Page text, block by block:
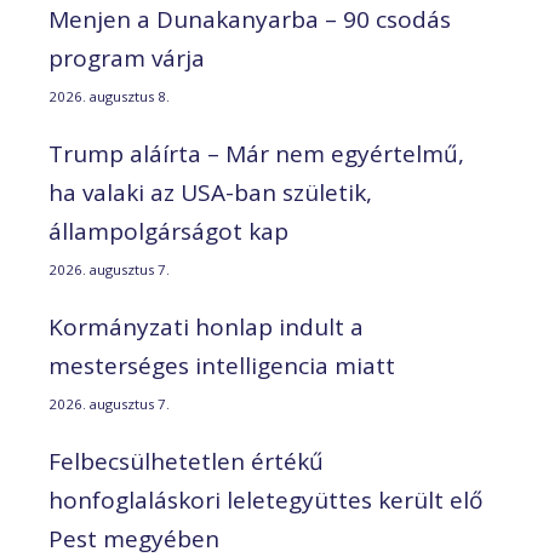
Menjen a Dunakanyarba – 90 csodás
program várja
2026. augusztus 8.
Trump aláírta – Már nem egyértelmű,
ha valaki az USA-ban születik,
állampolgárságot kap
2026. augusztus 7.
Kormányzati honlap indult a
mesterséges intelligencia miatt
2026. augusztus 7.
Felbecsülhetetlen értékű
honfoglaláskori leletegyüttes került elő
Pest megyében